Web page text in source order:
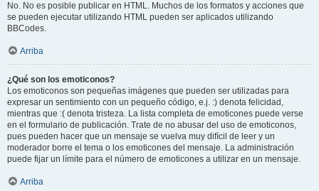
No. No es posible publicar en HTML. Muchos de los formatos y acciones que
se pueden ejecutar utilizando HTML pueden ser aplicados utilizando
BBCodes.
Arriba
¿Qué son los emoticonos?
Los emoticonos son pequeñas imágenes que pueden ser utilizadas para
expresar un sentimiento con un pequeño código, e.j. :) denota felicidad,
mientras que :( denota tristeza. La lista completa de emoticones puede verse
en el formulario de publicación. Trate de no abusar del uso de emoticonos,
pues pueden hacer que un mensaje se vuelva muy difícil de leer y un
moderador borre el tema o los emoticones del mensaje. La administración
puede fijar un límite para el número de emoticones a utilizar en un mensaje.
Arriba